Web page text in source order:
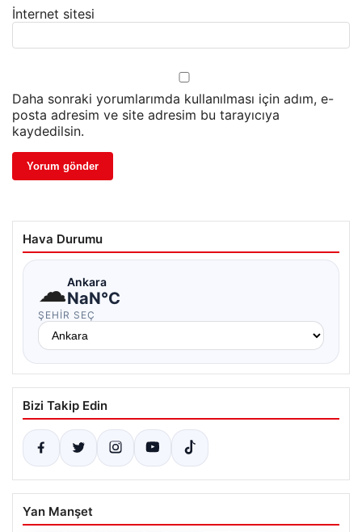
İnternet sitesi
Daha sonraki yorumlarımda kullanılması için adım, e-
posta adresim ve site adresim bu tarayıcıya
kaydedilsin.
Hava Durumu
☁Ankara
NaN°C
ŞEHIR SEÇ
Bizi Takip Edin
Yan Manşet